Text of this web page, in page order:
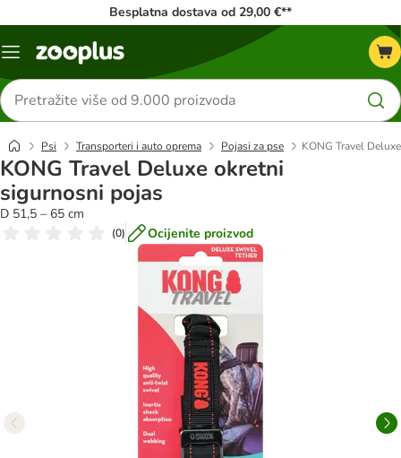
Besplatna dostava od 29,00 €**
Izbornik
Traži
proizvode
Psi Transporteri i auto oprema Pojasi za pse KONG Travel
KONG Travel Deluxe okretni
sigurnosni pojas
D 51,5 – 65 cm
(0) Ocijenite proizvod